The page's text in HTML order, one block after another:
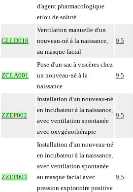
d'agent pharmacologique
et/ou de soluté
GLLD018
Ventilation manuelle d'un
nouveau-né à la naissance,
au masque facial
9.5
ZCLA001
Pose d'un sac à viscères chez
un nouveau-né à la
naissance
9.5
ZZEP002
Installation d'un nouveau-né
en incubateur à la naissance,
avec ventilation spontanée
avec oxygénothérapie
9.5
ZZEP003
Installation d'un nouveau-né
en incubateur à la naissance,
avec ventilation spontanée
au masque facial avec
pression expiratoire positive
9.5